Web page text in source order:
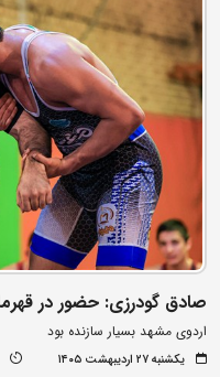
صادق گودرزی: حضور در
اردوی مشهد بسیار سازنده بود
یکشنبه ۲۷ اردیبهشت ۱۴۰۵